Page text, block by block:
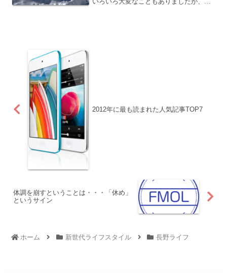
2012年に最も読まれた人気記事TOP7
体調を崩すということは・・・「休め」
というサイン
ホーム 新世代ライフスタイル 長野ライフ